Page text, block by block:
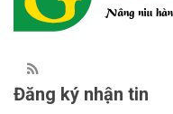
Đăng ký nhận tin